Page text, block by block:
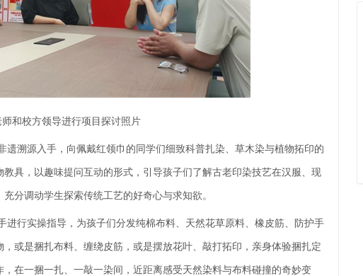
和校方领导进行项目探讨照片
溯源入手，向佩戴红领巾的同学们细致科普扎染、草木染与植物拓印的
具，以趣味提问互动的形式，引导孩子们了解古老印染技艺在汉服、现
分调动学生探索传统工艺的好奇心与求知欲。
行实操指导，为孩子们分发纯棉布料、天然花草原料、橡皮筋、防护手
或是捆扎布料、缠绕皮筋，或是摆放花叶、敲打拓印，亲身体验捆扎定
在一捆一扎、一敲一染间，近距离感受天然染料与布料碰撞的奇妙变